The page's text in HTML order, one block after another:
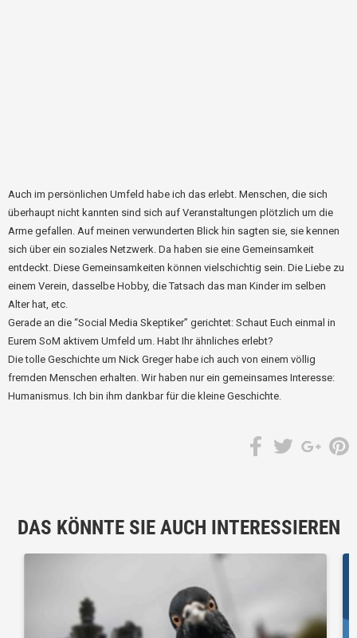
Auch im persönlichen Umfeld habe ich das erlebt. Menschen, die sich
überhaupt nicht kannten sind sich auf Veranstaltungen plötzlich um die
Arme gefallen. Auf meinen verwunderten Blick hin sagten sie, sie kennen
sich über ein soziales Netzwerk. Da haben sie eine Gemeinsamkeit
entdeckt. Diese Gemeinsamkeiten können vielschichtig sein. Die Liebe zu
einem Verein, dasselbe Hobby, die Tatsach das man Kinder im selben
Alter hat, etc.
Gerade an die “Social Media Skeptiker” gerichtet: Schaut Euch einmal in
Eurem SoM aktivem Umfeld um. Habt Ihr ähnliches erlebt?
Die tolle Geschichte um Nick Greger habe ich auch von einem völlig
fremden Menschen erhalten. Wir haben nur ein gemeinsames Interesse:
Humanismus. Ich bin ihm dankbar für die kleine Geschichte.
DAS KÖNNTE SIE AUCH INTERESSIEREN